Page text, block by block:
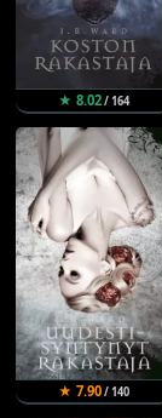
★ 8.02/ 164
★ 7.90/ 140